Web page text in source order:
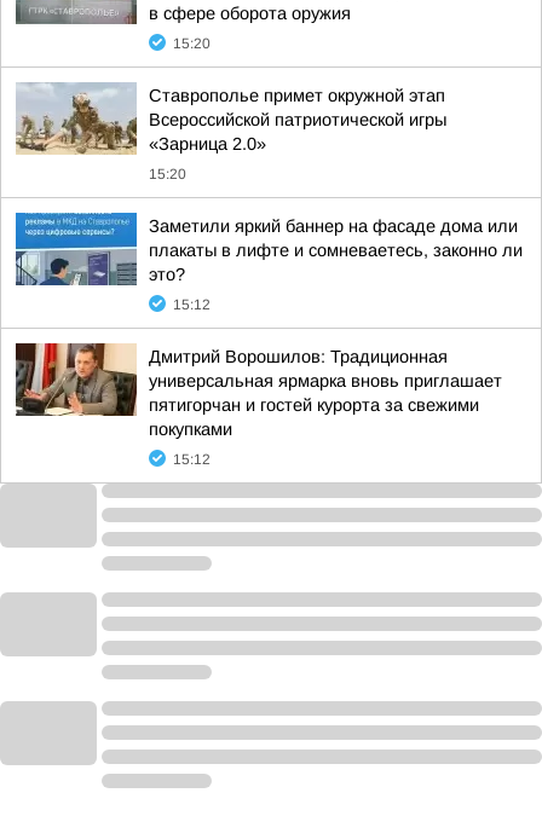
в сфере оборота оружия
15:20
Ставрополье примет окружной этап
Всероссийской патриотической игры
«Зарница 2.0»
15:20
Заметили яркий баннер на фасаде дома или
плакаты в лифте и сомневаетесь, законно ли
это?
15:12
Дмитрий Ворошилов: Традиционная
универсальная ярмарка вновь приглашает
пятигорчан и гостей курорта за свежими
покупками
15:12